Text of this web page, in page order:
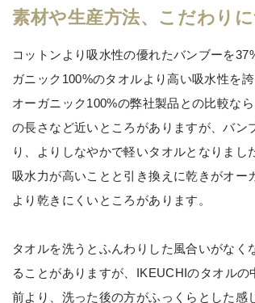
素材や生産方法、こだわり
コットンより吸水性の優れたバンブーを
ガニック100%のタオルより高い吸水性を誇
オーガニック100%の弊社製品との比較な
の長さなど近いところがありますが、バン
り、よりしなやかで軽いタオルとなりまし
吸水力が高いことと引き換えに乾きがオー
より乾きにくいところがあります。
タオルを洗うとふんわりした風合いがな
ることがありますが、IKEUCHIのタオルの
前より、洗った後の方がふっくらとした感